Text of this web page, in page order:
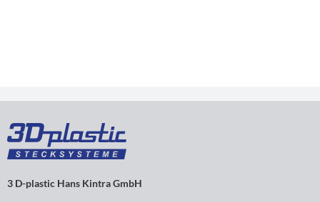
3 D-plastic Hans Kintra GmbH